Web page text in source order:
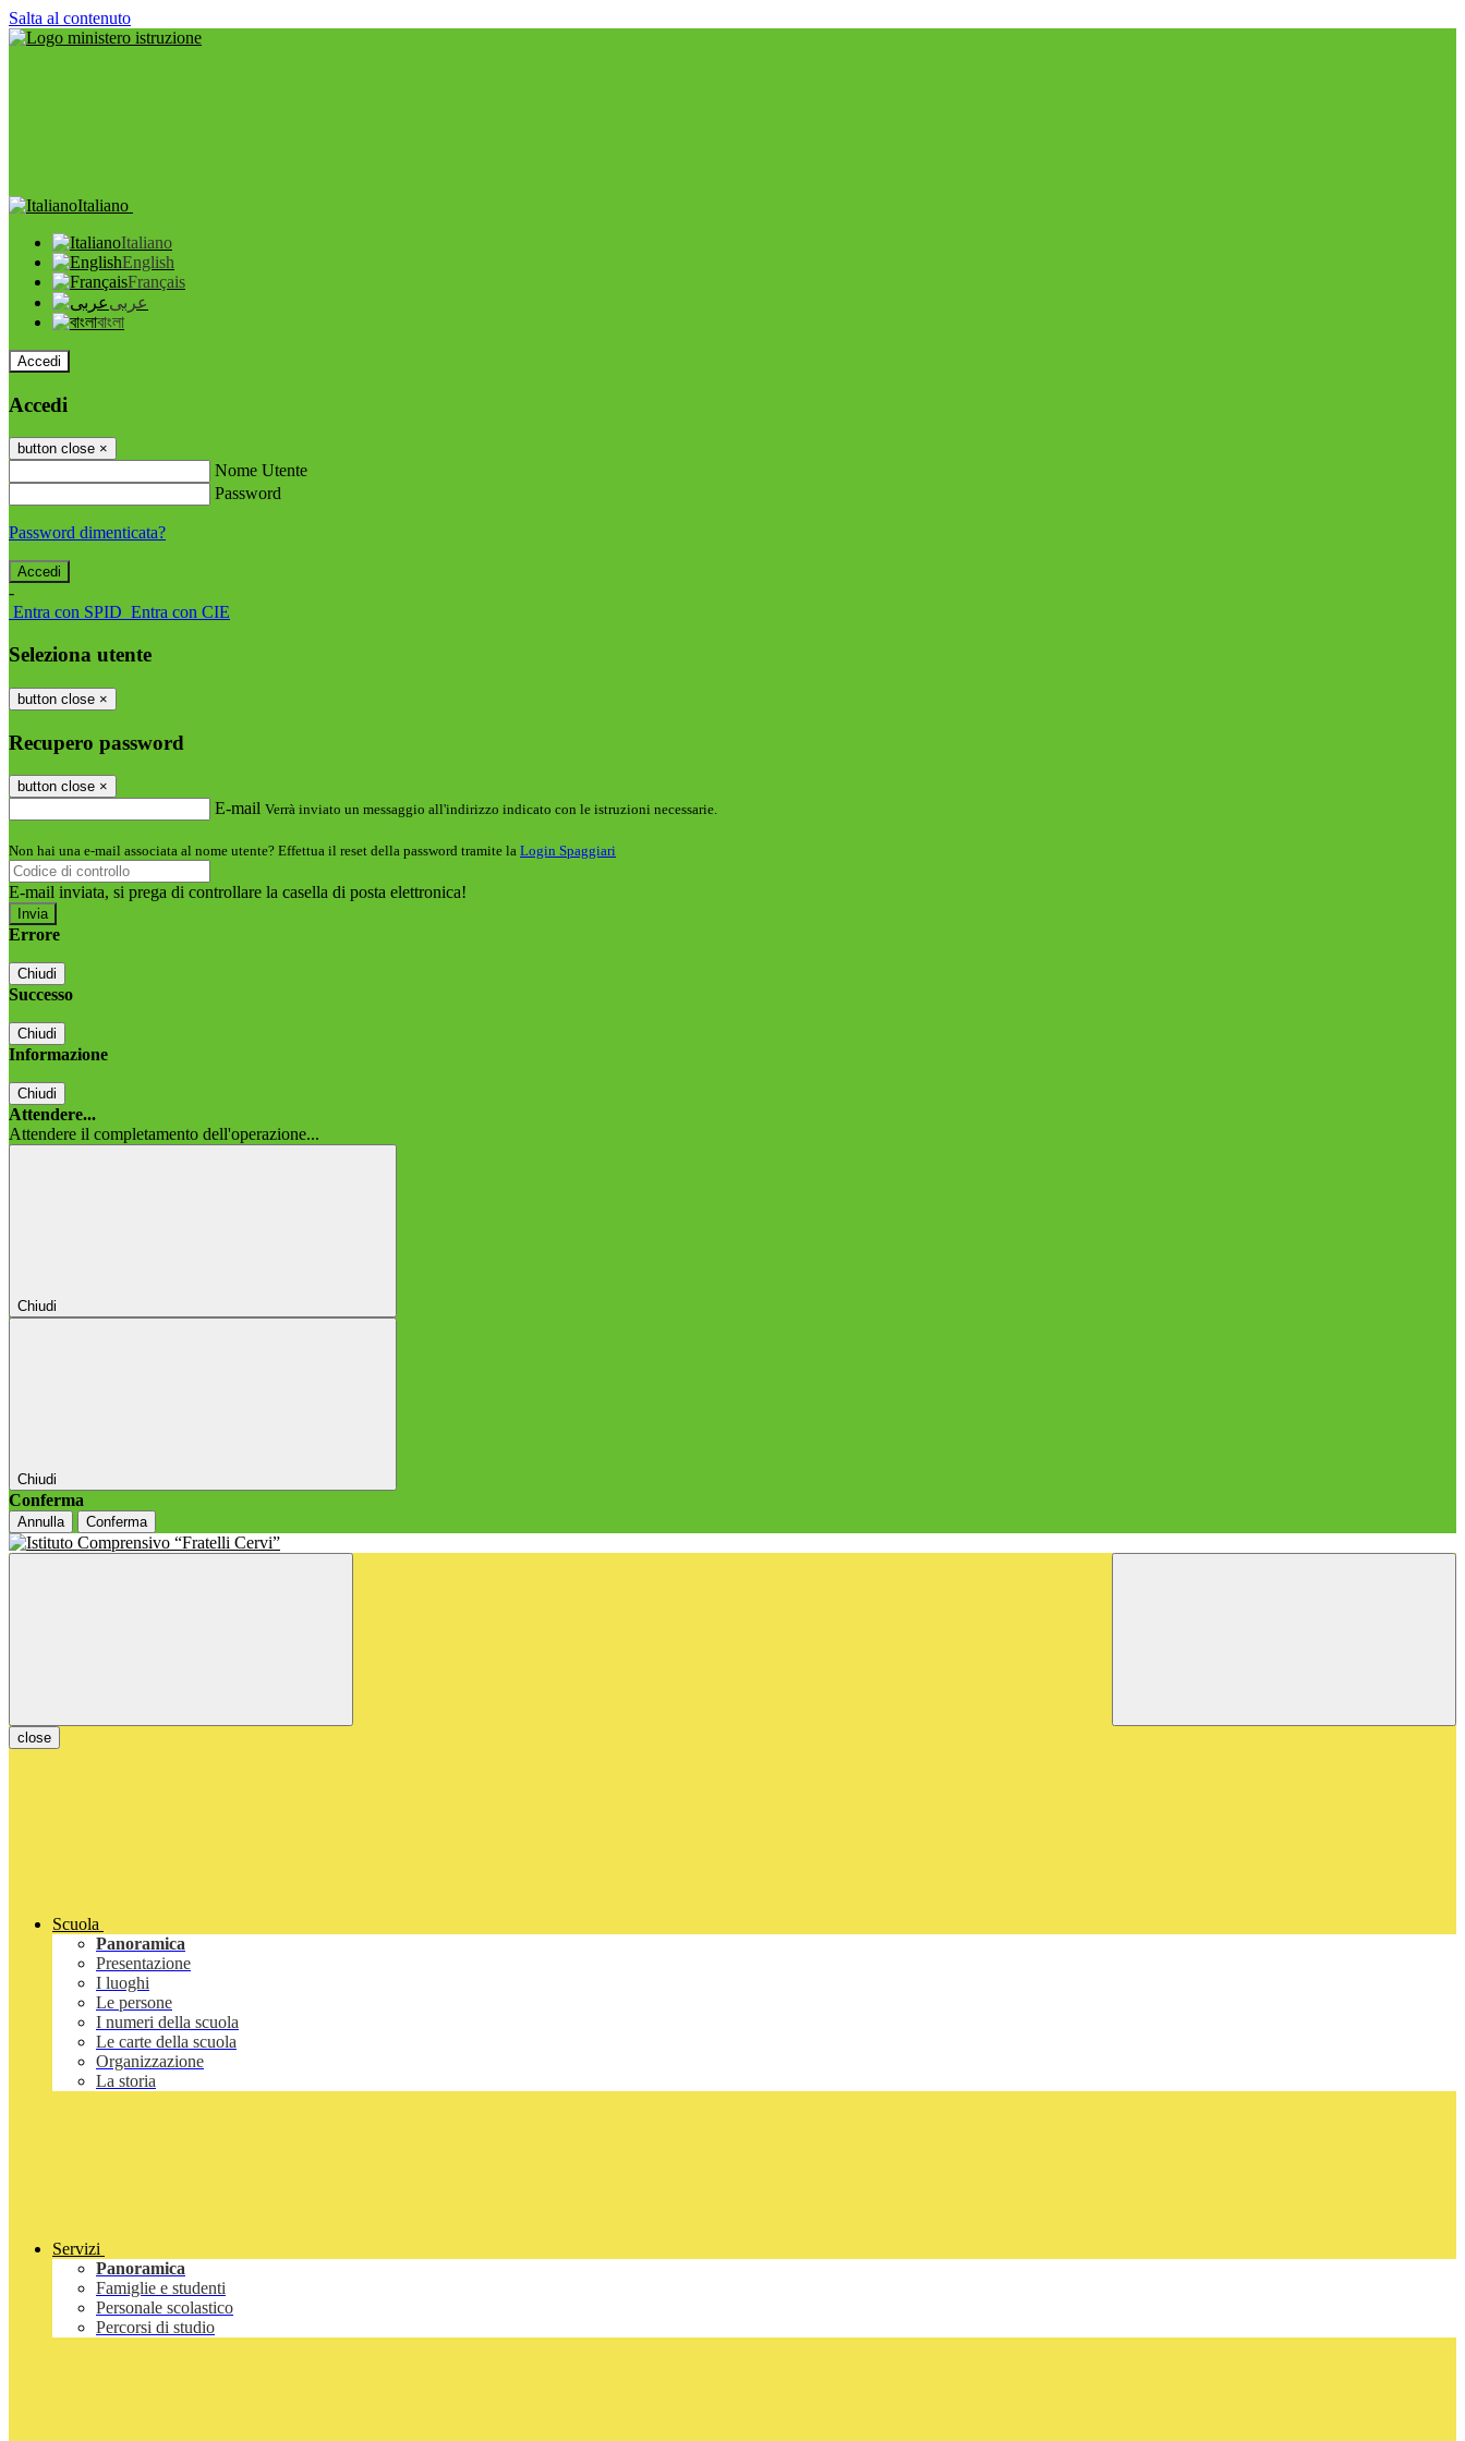
Salta al contenuto
Italiano
Italiano
English
Français
عربى
বাংলা
Accedi
Accedi
button close ×
Nome Utente
Password
Password dimenticata?
-
Entra con SPID Entra con CIE
Seleziona utente
button close ×
Recupero password
button close ×
E-mail Verrà inviato un messaggio all'indirizzo indicato con le istruzioni necessarie.
Non hai una e-mail associata al nome utente? Effettua il reset della password tramite la Login Spaggiari
E-mail inviata, si prega di controllare la casella di posta elettronica!
Errore
Chiudi
Successo
Chiudi
Informazione
Chiudi
Attendere...
Attendere il completamento dell'operazione...
Chiudi
Chiudi
Conferma
Annulla Conferma
close
Scuola
Panoramica
Presentazione
I luoghi
Le persone
I numeri della scuola
Le carte della scuola
Organizzazione
La storia
Servizi
Panoramica
Famiglie e studenti
Personale scolastico
Percorsi di studio